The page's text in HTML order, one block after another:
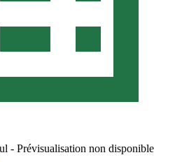
- Prévisualisation non disponible